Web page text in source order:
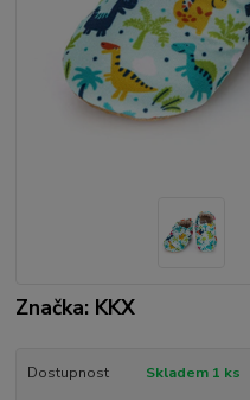
Značka: KKX
Dostupnost Skladem 1 ks